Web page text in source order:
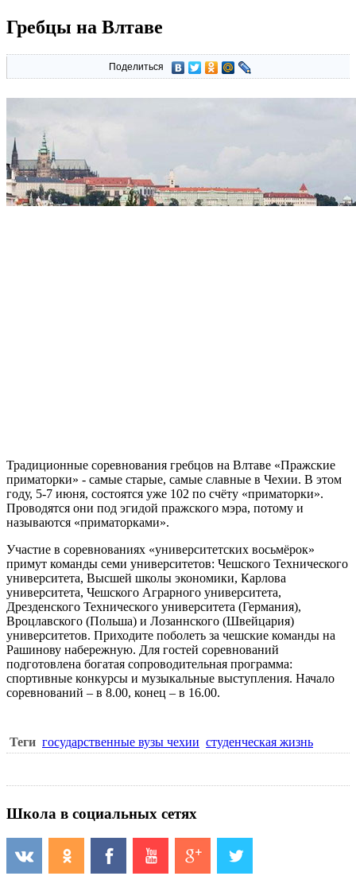
Гребцы на Влтаве
Поделиться
Традиционные соревнования гребцов на Влтаве «Пражские
приматорки» - самые старые, самые славные в Чехии. В этом
году, 5-7 июня, состоятся уже 102 по счёту «приматорки».
Проводятся они под эгидой пражского мэра, потому и
называются «приматорками».
Участие в соревнованиях «университетских восьмёрок»
примут команды семи университетов: Чешского Технического
университета, Высшей школы экономики, Карлова
университета, Чешского Аграрного университета,
Дрезденского Технического университета (Германия),
Вроцлавского (Польша) и Лозаннского (Швейцария)
университетов. Приходите поболеть за чешские команды на
Рашинову набережную. Для гостей соревнований
подготовлена богатая сопроводительная программа:
спортивные конкурсы и музыкальные выступления. Начало
соревнований – в 8.00, конец – в 16.00.
Теги государственные вузы чехии студенческая жизнь
Школа в социальных сетях